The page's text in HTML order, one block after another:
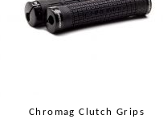
Chromag Clutch Grips